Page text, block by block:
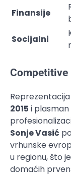
Finansije
Socijalni
2015 i plasman
Sonje Vasić
vrhunske
u regionu, što
domaćih